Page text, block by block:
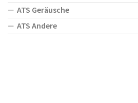
ATS Geräusche
ATS Andere